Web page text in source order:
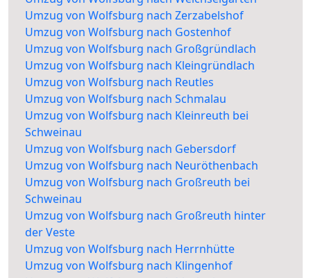
Umzug von Wolfsburg nach Zerzabelshof
Umzug von Wolfsburg nach Gostenhof
Umzug von Wolfsburg nach Großgründlach
Umzug von Wolfsburg nach Kleingründlach
Umzug von Wolfsburg nach Reutles
Umzug von Wolfsburg nach Schmalau
Umzug von Wolfsburg nach Kleinreuth bei
Schweinau
Umzug von Wolfsburg nach Gebersdorf
Umzug von Wolfsburg nach Neuröthenbach
Umzug von Wolfsburg nach Großreuth bei
Schweinau
Umzug von Wolfsburg nach Großreuth hinter
der Veste
Umzug von Wolfsburg nach Herrnhütte
Umzug von Wolfsburg nach Klingenhof